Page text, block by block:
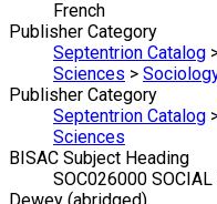
French
Publisher Category
Septentrion Catalog
Sciences >
Publisher Category
Septentrion Catalog
Sciences
BISAC Subject Heading
SOC026000